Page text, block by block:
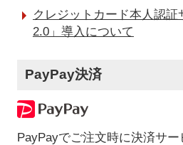
クレジットカード本人認証
2.0」導入について
PayPay決済
PayPayでご注文時に決済サー